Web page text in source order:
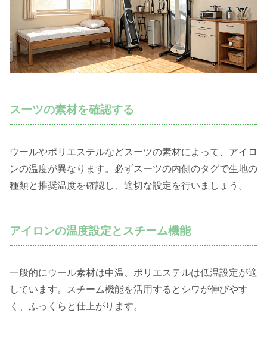
スーツの素材を確認する
ウールやポリエステルなどスーツの素材によって、アイロ
ンの温度が異なります。必ずスーツの内側のタグで生地の
種類と推奨温度を確認し、適切な設定を行いましょう。
アイロンの温度設定とスチーム機能
一般的にウール素材は中温、ポリエステルは低温設定が適
しています。スチーム機能を活用するとシワが伸びやす
く、ふっくらと仕上がります。